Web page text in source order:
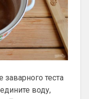
теста
воду,